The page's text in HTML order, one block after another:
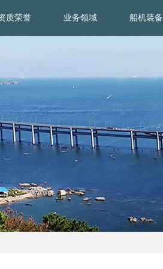
质荣誉 业务领域 船机装备